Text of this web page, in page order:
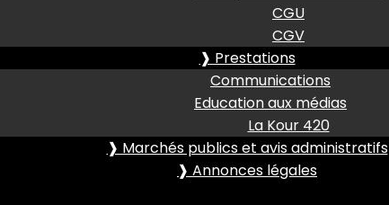
CGU
CGV
❱ Prestations
Communications
Education aux médias
La Kour 420
❱ Marchés publics et avis administratifs
❱ Annonces légales